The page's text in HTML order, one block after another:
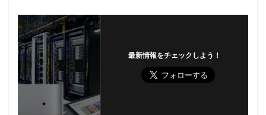
最新情報をチェックしよう！